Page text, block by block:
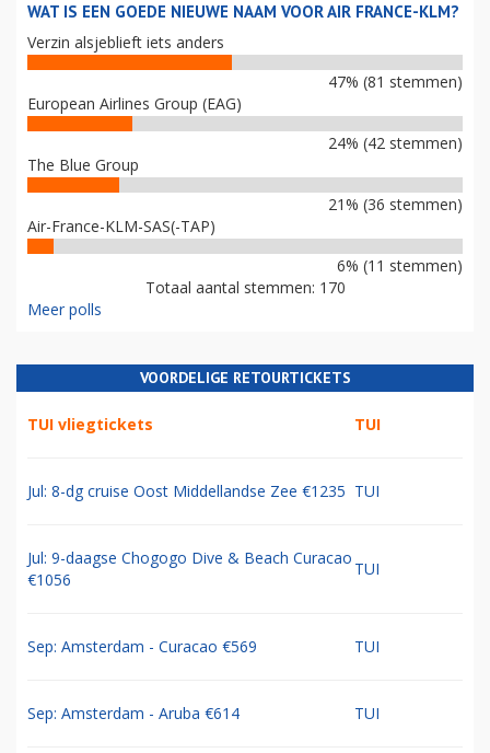
WAT IS EEN GOEDE NIEUWE NAAM VOOR AIR FRANCE-KLM?
Verzin alsjeblieft iets anders
47% (81 stemmen)
European Airlines Group (EAG)
24% (42 stemmen)
The Blue Group
21% (36 stemmen)
Air-France-KLM-SAS(-TAP)
6% (11 stemmen)
Totaal aantal stemmen: 170
Meer polls
VOORDELIGE RETOURTICKETS
TUI vliegtickets TUI
Jul: 8-dg cruise Oost Middellandse Zee €1235 TUI
Jul: 9-daagse Chogogo Dive & Beach Curacao
€1056
TUI
Sep: Amsterdam - Curacao €569 TUI
Sep: Amsterdam - Aruba €614 TUI